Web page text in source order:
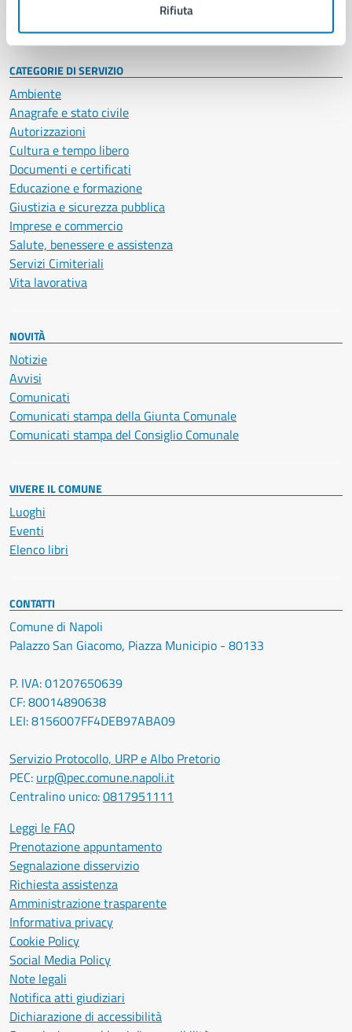
Rifiuta
Intranet, posta aziendale e protocollo
CATEGORIE DI SERVIZIO
Ambiente
Anagrafe e stato civile
Autorizzazioni
Cultura e tempo libero
Documenti e certificati
Educazione e formazione
Giustizia e sicurezza pubblica
Imprese e commercio
Salute, benessere e assistenza
Servizi Cimiteriali
Vita lavorativa
NOVITÀ
Notizie
Avvisi
Comunicati
Comunicati stampa della Giunta Comunale
Comunicati stampa del Consiglio Comunale
VIVERE IL COMUNE
Luoghi
Eventi
Elenco libri
CONTATTI
Comune di Napoli
Palazzo San Giacomo, Piazza Municipio - 80133
P. IVA: 01207650639
CF: 80014890638
LEI: 8156007FF4DEB97ABA09
Servizio Protocollo, URP e Albo Pretorio
PEC: urp@pec.comune.napoli.it
Centralino unico:0817951111
Leggi le FAQ
Prenotazione appuntamento
Segnalazione disservizio
Richiesta assistenza
Amministrazione trasparente
Informativa privacy
Cookie Policy
Social Media Policy
Note legali
Notifica atti giudiziari
Dichiarazione di accessibilità